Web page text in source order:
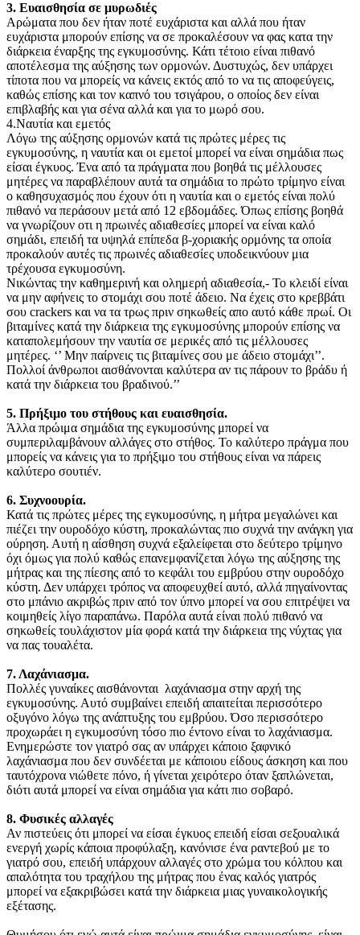
3. Ευαισθησία σε μυρωδιές
Αρώματα που δεν ήταν ποτέ ευχάριστα και αλλά που ήταν
ευχάριστα μπορούν επίσης να σε προκαλέσουν να φας κατα την
διάρκεια έναρξης της εγκυμοσύνης. Κάτι τέτοιο είναι πιθανό
αποτέλεσμα της αύξησης των ορμονών. Δυστυχώς, δεν υπάρχει
τίποτα που να μπορείς να κάνεις εκτός από το να τις αποφεύγεις,
καθώς επίσης και τον καπνό του τσιγάρου, ο οποίος δεν είναι
επιβλαβής και για σένα αλλά και για το μωρό σου.
4.Ναυτία και εμετός
Λόγω της αύξησης ορμονών κατά τις πρώτες μέρες τις
εγκυμοσύνης, η ναυτία και οι εμετοί μπορεί να είναι σημάδια πως
είσαι έγκυος. Ένα από τα πράγματα που βοηθά τις μέλλουσες
μητέρες να παραβλέπουν αυτά τα σημάδια το πρώτο τρίμηνο είναι
ο καθησυχασμός που έχουν ότι η ναυτία και ο εμετός είναι πολύ
πιθανό να περάσουν μετά από 12 εβδομάδες. Όπως επίσης βοηθά
να γνωρίζουν οτι η πρωινές αδιαθεσίες μπορεί να είναι καλό
σημάδι, επειδή τα υψηλά επίπεδα β-χοριακής ορμόνης τα οποία
προκαλούν αυτές τις πρωινές αδιαθεσίες υποδεικνύουν μια
τρέχουσα εγκυμοσύνη.
Νικώντας την καθημερινή και ολημερή αδιαθεσία,- Το κλειδί είναι
να μην αφήνεις το στομάχι σου ποτέ άδειο. Να έχεις στο κρεββάτι
σου crackers και να τα τρως πριν σηκωθείς απο αυτό κάθε πρωί. Οι
βιταμίνες κατά την διάρκεια της εγκυμοσύνης μπορούν επίσης να
καταπολεμήσουν την ναυτία σε μερικές από τις μέλλουσες
μητέρες. ‘’ Μην παίρνεις τις βιταμίνες σου με άδειο στομάχι’’.
Πολλοί άνθρωποι αισθάνονται καλύτερα αν τις πάρουν το βράδυ ή
κατά την διάρκεια του βραδινού.’’
5. Πρήξιμο του στήθους και ευαισθησία.
Άλλα πρώιμα σημάδια της εγκυμοσύνης μπορεί να
συμπεριλαμβάνουν αλλάγες στο στήθος. Το καλύτερο πράγμα που
μπορείς να κάνεις για το πρήξιμο του στήθους είναι να πάρεις
καλύτερο σουτιέν.
6. Συχνοουρία.
Κατά τις πρώτες μέρες της εγκυμοσύνης, η μήτρα μεγαλώνει και
πιέζει την ουροδόχο κύστη, προκαλώντας πιο συχνά την ανάγκη για
ούρηση. Αυτή η αίσθηση συχνά εξαλείφεται στο δεύτερο τρίμηνο
όχι όμως για πολύ καθώς επανεμφανίζεται λόγω της αύξησης της
μήτρας και της πίεσης από το κεφάλι του εμβρύου στην ουροδόχο
κύστη. Δεν υπάρχει τρόπος να αποφευχθεί αυτό, αλλά πηγαίνοντας
στο μπάνιο ακριβώς πριν από τον ύπνο μπορεί να σου επιτρέψει να
κοιμηθείς λίγο παραπάνω. Παρόλα αυτά είναι πολύ πιθανό να
σηκωθείς τουλάχιστον μία φορά κατά την διάρκεια της νύχτας για
να πας τουαλέτα.
7. Λαχάνιασμα.
Πολλές γυναίκες αισθάνονται λαχάνιασμα στην αρχή της
εγκυμοσύνης. Αυτό συμβαίνει επειδή απαιτείται περισσότερο
οξυγόνο λόγω της ανάπτυξης του εμβρύου. Όσο περισσότερο
προχωράει η εγκυμοσύνη τόσο πιο έντονο είναι το λαχάνιασμα.
Ενημερώστε τον γιατρό σας αν υπάρχει κάποιο ξαφνικό
λαχάνιασμα που δεν συνδέεται με κάποιου είδους άσκηση και που
ταυτόχρονα νιώθετε πόνο, ή γίνεται χειρότερο όταν ξαπλώνεται,
διότι αυτά μπορεί να είναι σημάδια για κάτι πιο σοβαρό.
8. Φυσικές αλλαγές
Αν πιστεύεις ότι μπορεί να είσαι έγκυος επειδή είσαι σεξουαλικά
ενεργή χωρίς κάποια προφύλαξη, κανόνισε ένα ραντεβού με το
γιατρό σου, επειδή υπάρχουν αλλαγές στο χρώμα του κόλπου και
απαλότητα του τραχήλου της μήτρας που ένας καλός γιατρός
μπορεί να εξακριβώσει κατά την διάρκεια μιας γυναικολογικής
εξέτασης.